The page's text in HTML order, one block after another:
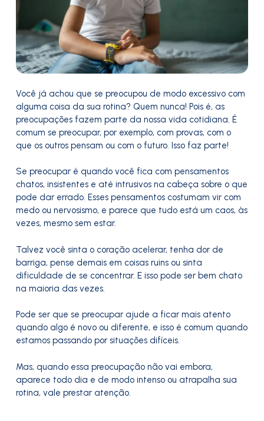
Você já achou que se preocupou de modo excessivo com
alguma coisa da sua rotina? Quem nunca! Pois é, as
preocupações fazem parte da nossa vida cotidiana. É
comum se preocupar, por exemplo, com provas, com o
que os outros pensam ou com o futuro. Isso faz parte!
Se preocupar é quando você fica com pensamentos
chatos, insistentes e até intrusivos na cabeça sobre o que
pode dar errado. Esses pensamentos costumam vir com
medo ou nervosismo, e parece que tudo está um caos, às
vezes, mesmo sem estar.
Talvez você sinta o coração acelerar, tenha dor de
barriga, pense demais em coisas ruins ou sinta
dificuldade de se concentrar. E isso pode ser bem chato
na maioria das vezes.
Pode ser que se preocupar ajude a ficar mais atento
quando algo é novo ou diferente, e isso é comum quando
estamos passando por situações difíceis.
Mas, quando essa preocupação não vai embora,
aparece todo dia e de modo intenso ou atrapalha sua
rotina, vale prestar atenção.